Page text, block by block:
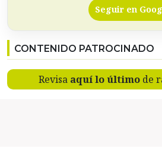
Seguir en
CONTENIDO PATROCINADO
Revisa aquí lo últimode